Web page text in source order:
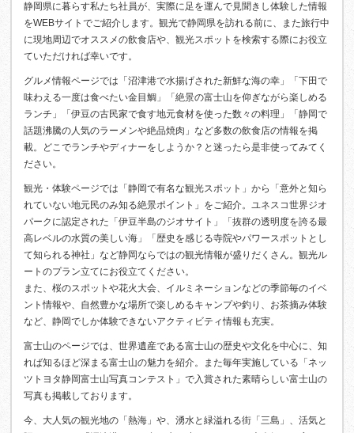
静岡県に暮らす私たち社員が、実際に足を運んで見聞きし体験した情報
をWEBサイトでご紹介します。観光で静岡県を訪れる前に、また旅行中
に現地周辺でオススメの飲食店や、観光スポットを検索する際にお役立
ていただければ幸いです。
グルメ情報ページでは「沼津港で水揚げされた新鮮な海の幸」「下田で
味わえる一度は食べたい金目鯛」「絶景の富士山を仰ぎながら楽しめる
ランチ」「伊豆の古民家で食す地元食材を使った数々の料理」「静岡で
話題沸騰の人気のラーメンや絶品焼肉」など多数の飲食店の情報を掲
載。どこでランチやディナーをしようか？と迷ったら是非使ってみてく
ださい。
観光・体験ページでは「静岡で有名な観光スポット」から「意外と知ら
れていない地元民のみ知る絶景ポイント」をご紹介。ユネスコ世界ジオ
パークに認定された「伊豆半島のジオサイト」「抜群の透明度を誇る最
高レベルの水質の美しい海」「歴史を感じる寺院やパワースポットとし
て知られる神社」など静岡ならではの観光情報が盛りだくさん。観光ル
ートのプラン立てにお役立てください。
また、桜のスポットや花火大会、イルミネーションなどの季節毎のイベ
ント情報や、自然豊かな場所で楽しめるキャンプや釣り、お茶摘み体験
など、静岡でしか体験できないアクティビティ情報も充実。
富士山のページでは、世界遺産である富士山の歴史や文化を中心に、知
れば知るほど深まる富士山の魅力を紹介。また毎年実施している「ネッ
ツトヨタ静岡富士山写真コンテスト」で入賞された素晴らしい富士山の
写真も掲載しております。
今、大人気の観光地の「熱海」や、湧水と緑溢れる街「三島」、活気と